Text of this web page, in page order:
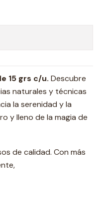
15 grs c/u. Descubre
naturales y técnicas
la serenidad y la
y lleno de la magia de
de calidad. Con más